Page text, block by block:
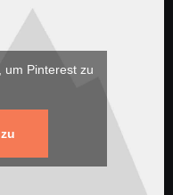
um Pinterest zu